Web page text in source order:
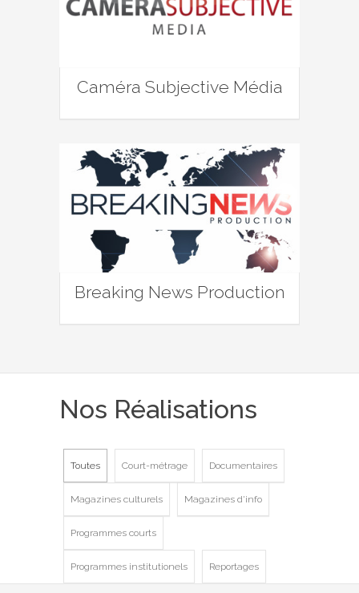
Caméra Subjective Média
Breaking News Production
Nos Réalisations
Toutes Court-métrage Documentaires
Magazines culturels Magazines d'info
Programmes courts
Programmes institutionels Reportages